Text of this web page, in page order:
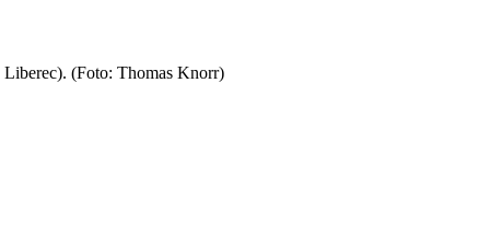
(Foto: Thomas Knorr)